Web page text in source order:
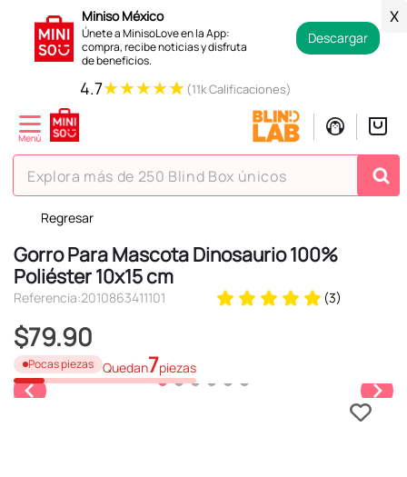
Miniso México
Únete a MinisoLove en la App:
compra, recibe noticias y disfruta
de beneficios.
Descargar
X
4.7★★★★★ (11k Calificaciones)
Explora más de 250 Blind Box únicos
Regresar
Gorro Para Mascota Dinosaurio 100%
Poliéster 10x15 cm
Referencia:2010863411101 (3)
$79.90
Pocas piezas Quedan7piezas
TÉRMINOS MÁS BUSCADOS
1.
hello kitty
2.
spiderman
4.
osito cariñosito
5.
llaveros